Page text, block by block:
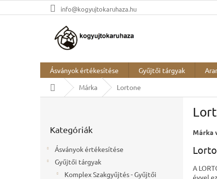
a
info@kogyujtokaruhaza.hu
Ásványok értékesítése Gyűjtői tárgyak
KezdőlapMárka Lortone
átugrása
Kategóriák
Ásványok értékesítése
Gyűjtői tárgyak
Komplex Szakgyűjtés - Gyűjtői
Márka
A
évvel